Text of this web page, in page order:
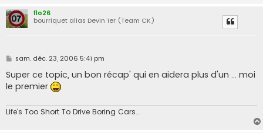
flo26
bourriquet alias Devin 1er (Team CK)
M
s
s
a
e
sam. déc. 23, 2006 5:41 pm
Super ce topic, un bon récap' qui en aidera plus d'un ... moi
le premier
Life's Too Short To Drive Boring Cars...